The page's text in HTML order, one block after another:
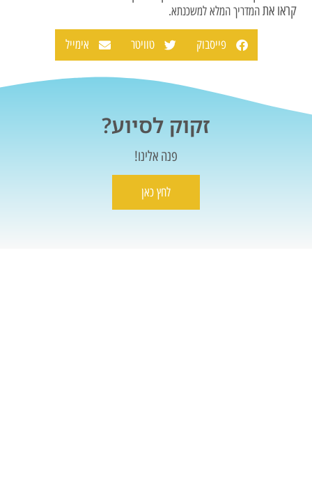
קראו אתהמדריך המלא למשכנתא.
פייסבוק טוויטר אימייל
זקוק לסיוע?
פנה אלינו!
לחץ כאן